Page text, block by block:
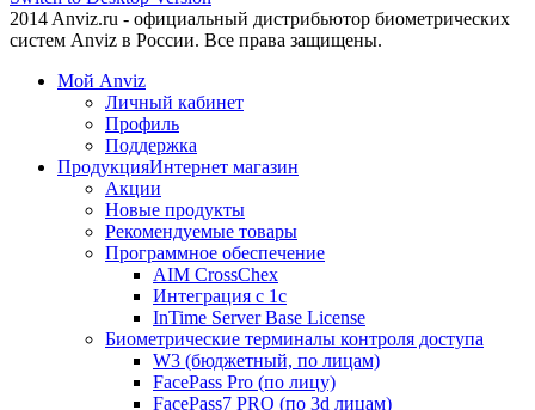
2014 Anviz.ru - официальный дистрибьютор биометрических
систем Anviz в России. Все права защищены.
Мой Anviz
Личный кабинет
Профиль
Поддержка
ПродукцияИнтернет магазин
Акции
Новые продукты
Рекомендуемые товары
Программное обеспечение
AIM CrossChex
Интеграция с 1с
InTime Server Base License
Биометрические терминалы контроля доступа
W3 (бюджетный, по лицам)
FacePass Pro (по лицу)
FacePass7 PRO (по 3d лицам)